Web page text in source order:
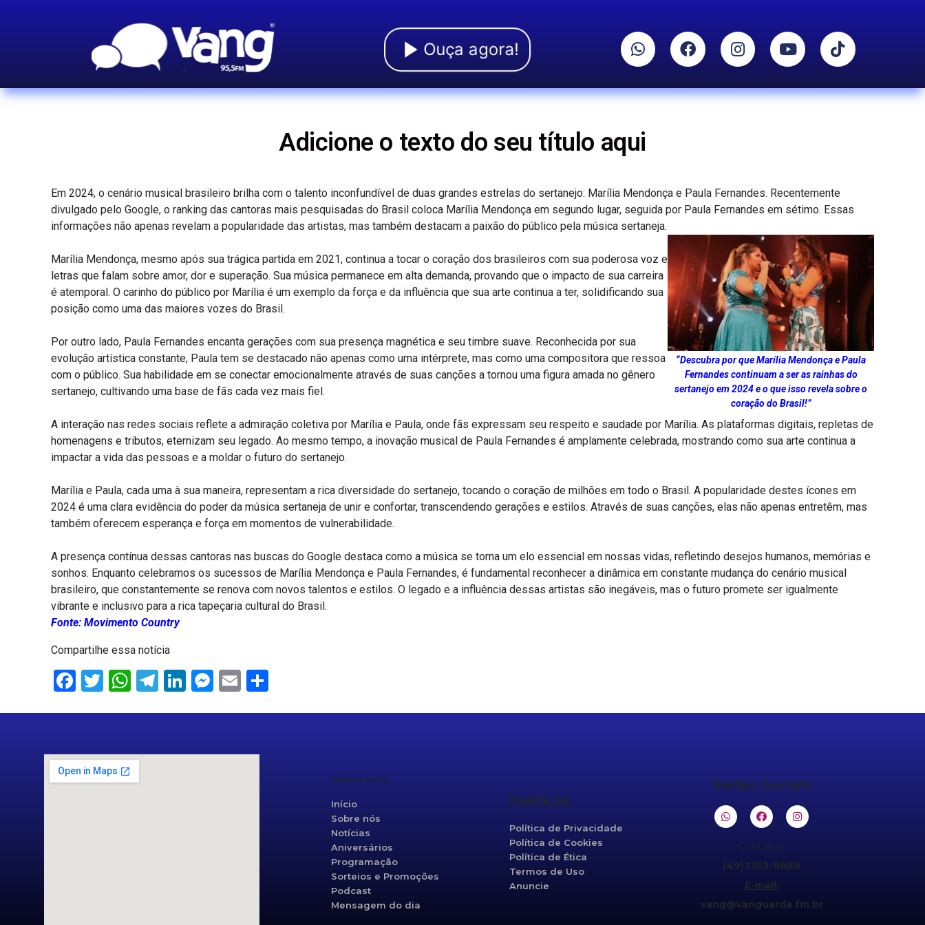
Ouça agora!
Adicione o texto do seu título aqui
Em 2024, o cenário musical brasileiro brilha com o talento inconfundível de duas grandes estrelas do sertanejo: Marília Mendonça e Paula Fernandes. Recentemente
divulgado pelo Google, o ranking das cantoras mais pesquisadas do Brasil coloca Marília Mendonça em segundo lugar, seguida por Paula Fernandes em sétimo. Essas
informações não apenas revelam a popularidade das artistas, mas também destacam a paixão do público pela música sertaneja.
“Descubra por que Marília Mendonça e Paula
Fernandes continuam a ser as rainhas do
sertanejo em 2024 e o que isso revela sobre o
coração do Brasil!”
Marília Mendonça, mesmo após sua trágica partida em 2021, continua a tocar o coração dos brasileiros com sua poderosa voz e
letras que falam sobre amor, dor e superação. Sua música permanece em alta demanda, provando que o impacto de sua carreira
é atemporal. O carinho do público por Marília é um exemplo da força e da influência que sua arte continua a ter, solidificando sua
posição como uma das maiores vozes do Brasil.
Por outro lado, Paula Fernandes encanta gerações com sua presença magnética e seu timbre suave. Reconhecida por sua
evolução artística constante, Paula tem se destacado não apenas como uma intérprete, mas como uma compositora que ressoa
com o público. Sua habilidade em se conectar emocionalmente através de suas canções a tornou uma figura amada no gênero
sertanejo, cultivando uma base de fãs cada vez mais fiel.
A interação nas redes sociais reflete a admiração coletiva por Marília e Paula, onde fãs expressam seu respeito e saudade por Marília. As plataformas digitais, repletas de
homenagens e tributos, eternizam seu legado. Ao mesmo tempo, a inovação musical de Paula Fernandes é amplamente celebrada, mostrando como sua arte continua a
impactar a vida das pessoas e a moldar o futuro do sertanejo.
Marília e Paula, cada uma à sua maneira, representam a rica diversidade do sertanejo, tocando o coração de milhões em todo o Brasil. A popularidade destes ícones em
2024 é uma clara evidência do poder da música sertaneja de unir e confortar, transcendendo gerações e estilos. Através de suas canções, elas não apenas entretêm, mas
também oferecem esperança e força em momentos de vulnerabilidade.
A presença contínua dessas cantoras nas buscas do Google destaca como a música se torna um elo essencial em nossas vidas, refletindo desejos humanos, memórias e
sonhos. Enquanto celebramos os sucessos de Marília Mendonça e Paula Fernandes, é fundamental reconhecer a dinâmica em constante mudança do cenário musical
brasileiro, que constantemente se renova com novos talentos e estilos. O legado e a influência dessas artistas são inegáveis, mas o futuro promete ser igualmente
vibrante e inclusivo para a rica tapeçaria cultural do Brasil.
Fonte: Movimento Country
Compartilhe essa notícia
Facebook
Twitter
WhatsApp
Telegram
LinkedIn
Messenger
Email
Mapa do site
Início
Sobre nós
Notícias
Aniversários
Programação
Sorteios e Promoções
Podcast
Mensagem do dia
Políticas
Política de Privacidade
Política de Cookies
Política de Ética
Termos de Uso
Anuncie
Redes Sociais
Contatos:
(49)3353-8888
E-mail:
vang@vanguarda.fm.br